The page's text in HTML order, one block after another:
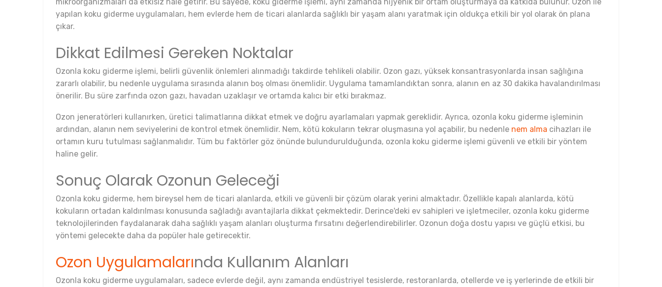
yapılan koku giderme uygulamaları, hem evlerde hem de ticari alanlarda sağlıklı bir yaşam alanı yaratmak için oldukça etkili bir yol olarak ön plana
çıkar.
Dikkat Edilmesi Gereken Noktalar
Ozonla koku giderme işlemi, belirli güvenlik önlemleri alınmadığı takdirde tehlikeli olabilir. Ozon gazı, yüksek konsantrasyonlarda insan sağlığına
zararlı olabilir, bu nedenle uygulama sırasında alanın boş olması önemlidir. Uygulama tamamlandıktan sonra, alanın en az 30 dakika havalandırılması
önerilir. Bu süre zarfında ozon gazı, havadan uzaklaşır ve ortamda kalıcı bir etki bırakmaz.
Ozon jeneratörleri kullanırken, üretici talimatlarına dikkat etmek ve doğru ayarlamaları yapmak gereklidir. Ayrıca, ozonla koku giderme işleminin
ardından, alanın nem seviyelerini de kontrol etmek önemlidir. Nem, kötü kokuların tekrar oluşmasına yol açabilir, bu nedenle nem alma cihazları ile
ortamın kuru tutulması sağlanmalıdır. Tüm bu faktörler göz önünde bulundurulduğunda, ozonla koku giderme işlemi güvenli ve etkili bir yöntem
haline gelir.
Sonuç Olarak Ozonun Geleceği
Ozonla koku giderme, hem bireysel hem de ticari alanlarda, etkili ve güvenli bir çözüm olarak yerini almaktadır. Özellikle kapalı alanlarda, kötü
kokuların ortadan kaldırılması konusunda sağladığı avantajlarla dikkat çekmektedir. Derince'deki ev sahipleri ve işletmeciler, ozonla koku giderme
teknolojilerinden faydalanarak daha sağlıklı yaşam alanları oluşturma fırsatını değerlendirebilirler. Ozonun doğa dostu yapısı ve güçlü etkisi, bu
yöntemi gelecekte daha da popüler hale getirecektir.
Ozon Uygulamalarında Kullanım Alanları
Ozonla koku giderme uygulamaları, sadece evlerde değil, aynı zamanda endüstriyel tesislerde, restoranlarda, otellerde ve iş yerlerinde de etkili bir